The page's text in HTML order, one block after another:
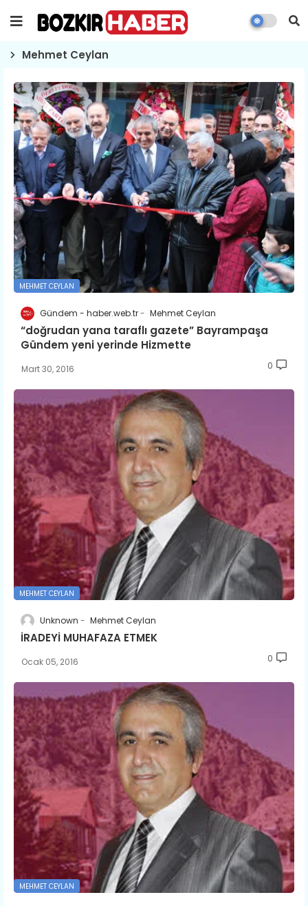
Mehmet Ceylan
MEHMET CEYLAN
Gündem - haber.web.tr Mehmet Ceylan
“doğrudan yana taraflı gazete” Bayrampaşa
Gündem yeni yerinde Hizmette
Mart 30, 2016 0
MEHMET CEYLAN
Unknown Mehmet Ceylan
İRADEYİ MUHAFAZA ETMEK
Ocak 05, 2016 0
MEHMET CEYLAN